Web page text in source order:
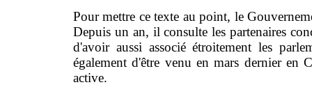
Pour mettre ce texte au point, le
Depuis un an, il consulte les partenaires
d'avoir aussi associé étroitement les
également d'être venu en mars dernier
active.